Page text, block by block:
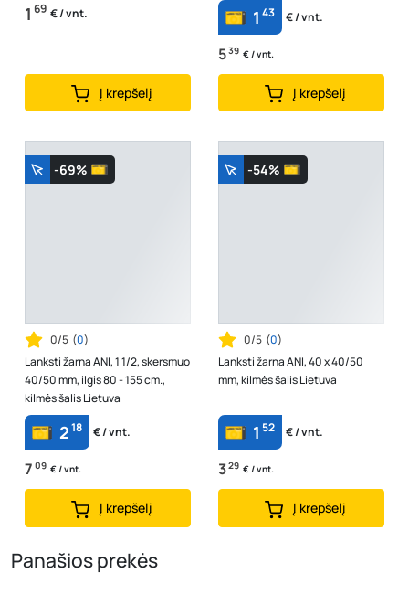
1 69 € / vnt.
Į krepšelį
1 43 € / vnt.
539 € / vnt.
Į krepšelį
-69%
0/5 (0)
Lanksti žarna ANI, 1 1/2, skersmuo
40/50 mm, ilgis 80 - 155 cm.,
kilmės šalis Lietuva
218 € / vnt.
7 09 € / vnt.
Į krepšelį
-54%
0/5 (0)
Lanksti žarna ANI, 40 x 40/50
mm, kilmės šalis Lietuva
1 52 € / vnt.
329 € / vnt.
Į krepšelį
Panašios prekės